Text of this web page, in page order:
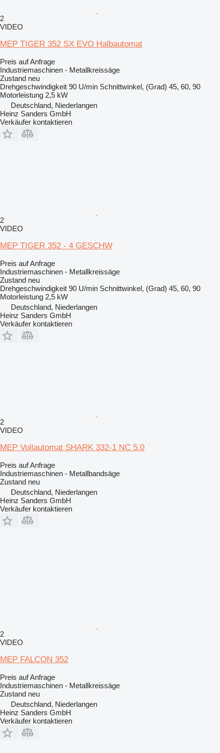
2
VIDEO
MEP TIGER 352 SX EVO Halbautomat
Preis auf Anfrage
Industriemaschinen - Metallkreissäge
Zustand neu
Drehgeschwindigkeit 90 U/min Schnittwinkel, (Grad) 45, 60, 90
Motorleistung 2,5 kW
Deutschland, Niederlangen
Heinz Sanders GmbH
Verkäufer kontaktieren
2
VIDEO
MEP TIGER 352 - 4 GESCHW
Preis auf Anfrage
Industriemaschinen - Metallkreissäge
Zustand neu
Drehgeschwindigkeit 90 U/min Schnittwinkel, (Grad) 45, 60, 90
Motorleistung 2,5 kW
Deutschland, Niederlangen
Heinz Sanders GmbH
Verkäufer kontaktieren
2
VIDEO
MEP Vollautomat SHARK 332-1 NC 5.0
Preis auf Anfrage
Industriemaschinen - Metallbandsäge
Zustand neu
Deutschland, Niederlangen
Heinz Sanders GmbH
Verkäufer kontaktieren
2
VIDEO
MEP FALCON 352
Preis auf Anfrage
Industriemaschinen - Metallkreissäge
Zustand neu
Deutschland, Niederlangen
Heinz Sanders GmbH
Verkäufer kontaktieren